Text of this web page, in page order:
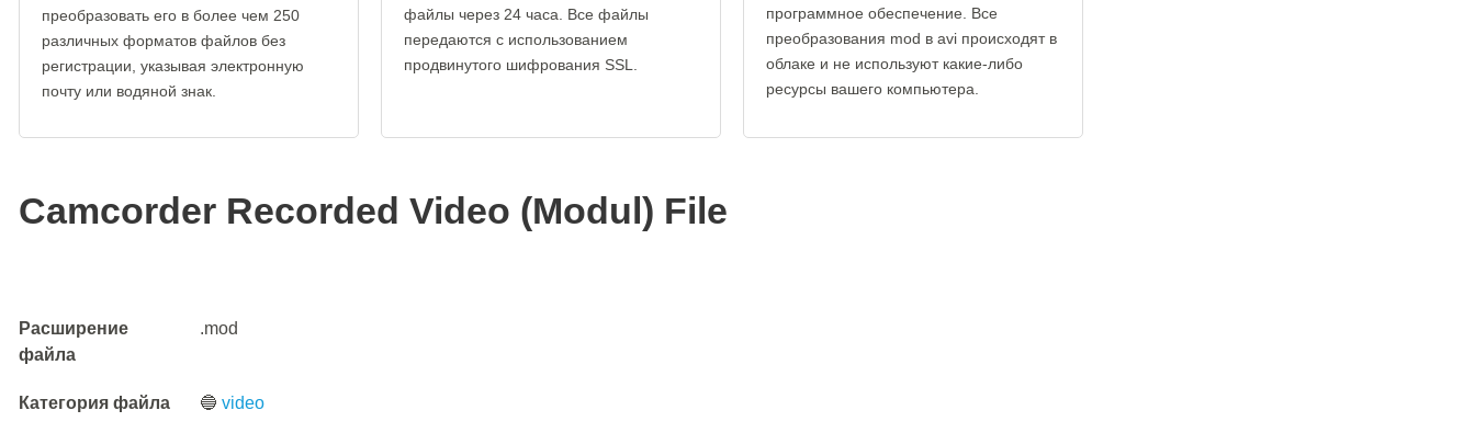
преобразовать его в более чем 250
различных форматов файлов без
регистрации, указывая электронную
почту или водяной знак.
файлы через 24 часа. Все файлы
передаются с использованием
продвинутого шифрования SSL.
программное обеспечение. Все
преобразования mod в avi происходят в
облаке и не используют какие-либо
ресурсы вашего компьютера.
Camcorder Recorded Video (Modul) File
Расширение
файла
.mod
Категория файла 🔵video